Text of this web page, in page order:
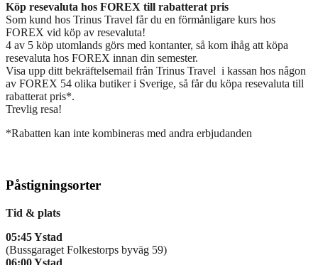
Köp resevaluta hos FOREX till rabatterat pris
Som kund hos Trinus Travel får du en förmånligare kurs hos
FOREX vid köp av resevaluta!
4 av 5 köp utomlands görs med kontanter, så kom ihåg att köpa
resevaluta hos FOREX innan din semester.
Visa upp ditt bekräftelsemail från Trinus Travel i kassan hos någon
av FOREX 54 olika butiker i Sverige, så får du köpa resevaluta till
rabatterat pris*.
Trevlig resa!
*Rabatten kan inte kombineras med andra erbjudanden
Påstigningsorter
Tid & plats
05:45 Ystad
(Bussgaraget Folkestorps byväg 59)
06:00 Ystad